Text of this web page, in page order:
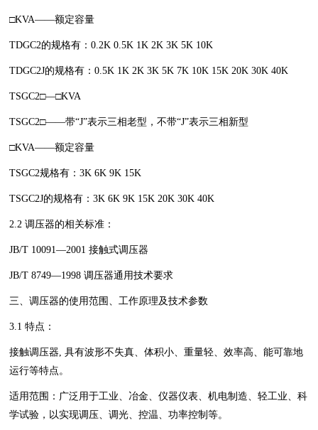
□KVA——额定容量
TDGC2的规格有：0.2K 0.5K 1K 2K 3K 5K 10K
TDGC2J的规格有：0.5K 1K 2K 3K 5K 7K 10K 15K 20K 30K 40K
TSGC2□—□KVA
TSGC2□——带“J”表示三相老型，不带“J”表示三相新型
□KVA——额定容量
TSGC2规格有：3K 6K 9K 15K
TSGC2J的规格有：3K 6K 9K 15K 20K 30K 40K
2.2 调压器的相关标准：
JB/T 10091—2001 接触式调压器
JB/T 8749—1998 调压器通用技术要求
三、调压器的使用范围、工作原理及技术参数
3.1 特点：
接触调压器, 具有波形不失真、体积小、重量轻、效率高、能可靠地
运行等特点。
适用范围：广泛用于工业、冶金、仪器仪表、机电制造、轻工业、科
学试验，以实现调压、调光、控温、功率控制等。